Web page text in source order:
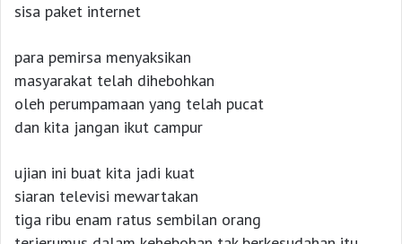
sisa paket internet
para pemirsa menyaksikan
masyarakat telah dihebohkan
oleh perumpamaan yang telah pucat
dan kita jangan ikut campur
ujian ini buat kita jadi kuat
siaran televisi mewartakan
tiga ribu enam ratus sembilan orang